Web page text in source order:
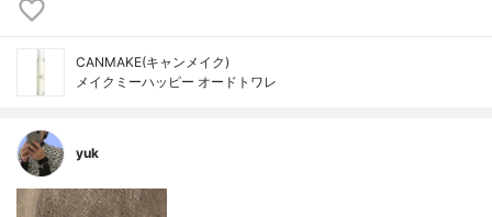
CANMAKE(キャンメイク)
メイクミーハッピー オードトワレ
yuk